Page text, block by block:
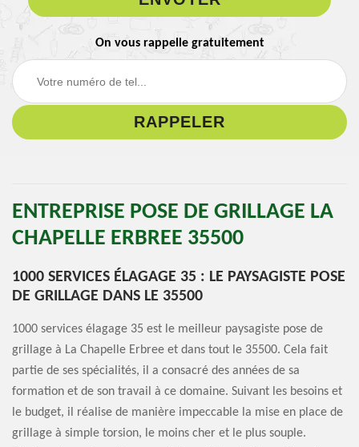
On vous rappelle gratuitement
ENTREPRISE POSE DE GRILLAGE LA
CHAPELLE ERBREE 35500
1000 SERVICES ÉLAGAGE 35 : LE PAYSAGISTE POSE
DE GRILLAGE DANS LE 35500
1000 services élagage 35 est le meilleur paysagiste pose de
grillage à La Chapelle Erbree et dans tout le 35500. Cela fait
partie de ses spécialités, il a consacré des années de sa
formation et de son travail à ce domaine. Suivant les besoins et
le budget, il réalise de manière impeccable la mise en place de
grillage à simple torsion, le moins cher et le plus souple.